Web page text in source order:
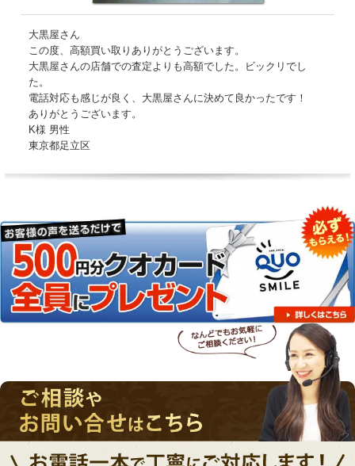
大黒屋さん
この度、高額買い取りありがとうございます。
大黒屋さんの店舗での査定よりも高額でした。ビックリでし
た。
電話対応も感じが良く、大黒屋さんに決めて良かったです！
ありがとうございます。
K様 男性
東京都足立区